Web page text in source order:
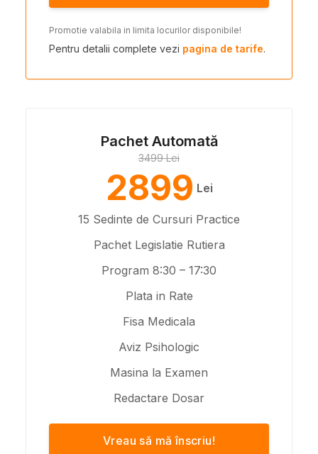
Promotie valabila in limita locurilor disponibile!
Pentru detalii complete vezi pagina de tarife.
Pachet Automată
3499 Lei
2899 Lei
15 Sedinte de Cursuri Practice
Pachet Legislatie Rutiera
Program 8:30 – 17:30
Plata in Rate
Fisa Medicala
Aviz Psihologic
Masina la Examen
Redactare Dosar
Vreau să mă înscriu!